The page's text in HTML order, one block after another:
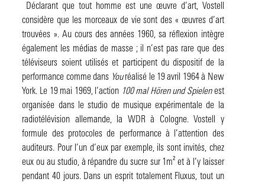
Déclarant que tout homme est une œuvre d’art, Vostell
considère que les morceaux de vie sont des « œuvres d’art
trouvées ». Au cours des années 1960, sa réflexion intègre
également les médias de masse ; il n’est pas rare que des
téléviseurs soient utilisés et participent du dispositif de la
performance comme dans Youréalisé le 19 avril 1964 à New
York. Le 19 mai 1969, l’action 100 mal Hören und Spielenest
organisée dans le studio de musique expérimentale de la
radiotélévision allemande, la WDR à Cologne. Vostell y
formule des protocoles de performance à l’attention des
auditeurs. Pour l’un d’eux par exemple, ils sont invités, chez
eux ou au studio, à répandre du sucre sur 1m² et à l’y laisser
pendant 40 jours. Dans un esprit totalement Fluxus, tout un